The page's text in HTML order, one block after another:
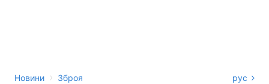
Новини › Зброя рус